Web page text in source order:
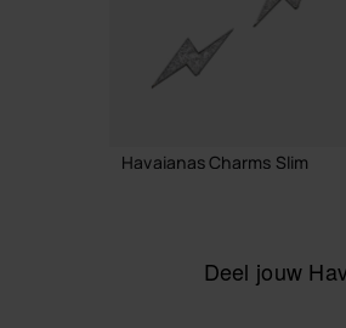
Havaianas Charms Slim
Deel jouw